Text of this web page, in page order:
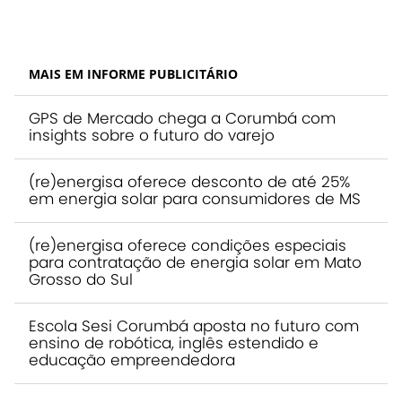
MAIS EM INFORME PUBLICITÁRIO
GPS de Mercado chega a Corumbá com
insights sobre o futuro do varejo
(re)energisa oferece desconto de até 25%
em energia solar para consumidores de MS
(re)energisa oferece condições especiais
para contratação de energia solar em Mato
Grosso do Sul
Escola Sesi Corumbá aposta no futuro com
ensino de robótica, inglês estendido e
educação empreendedora